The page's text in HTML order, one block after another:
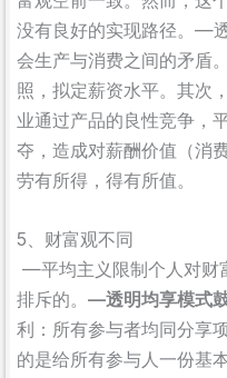
没有良好的实现路径。—
会生产与消费之间的矛盾
照，拟定薪资水平。其次
业通过产品的良性竞争，
夺，造成对薪酬价值（消
劳有所得，得有所值。
5、财富观不同
—平均主义限制个人对财
排斥的。—透明均享模式
利：所有参与者均同分享
的是给所有参与人一份基